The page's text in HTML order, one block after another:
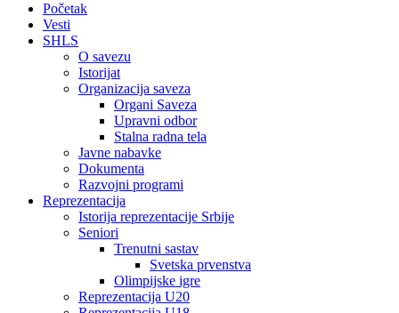
Početak
Vesti
SHLS
O savezu
Istorijat
Organizacija saveza
Organi Saveza
Upravni odbor
Stalna radna tela
Javne nabavke
Dokumenta
Razvojni programi
Reprezentacija
Istorija reprezentacije Srbije
Seniori
Trenutni sastav
Svetska prvenstva
Olimpijske igre
Reprezentacija U20